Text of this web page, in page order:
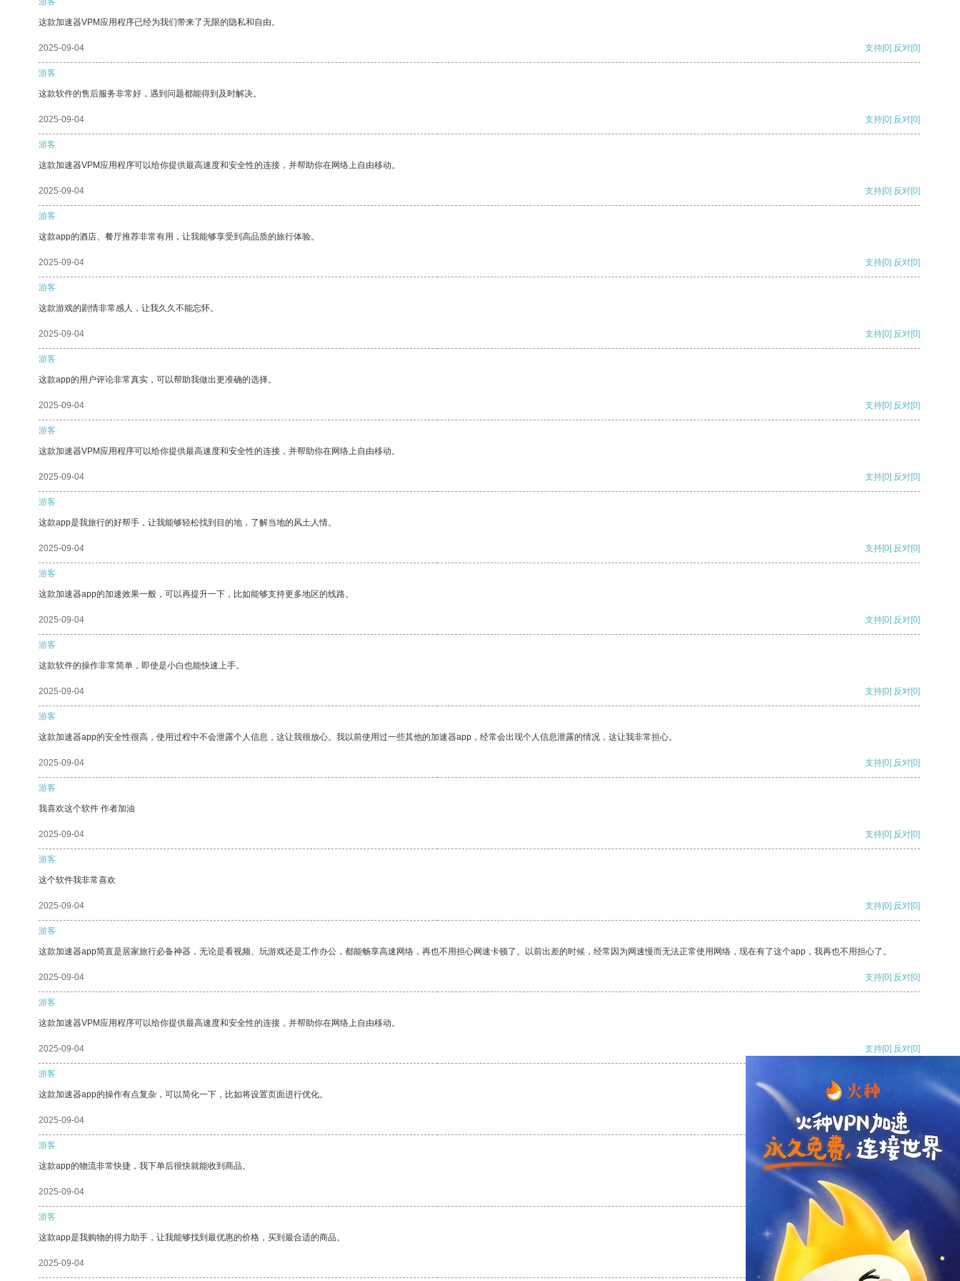
这款加速器VPM应用程序已经为我们带来了无限的隐私和自由。
2025-09-04 支持[0] 反对[0]
游客
这款软件的售后服务非常好，遇到问题都能得到及时解决。
2025-09-04 支持[0] 反对[0]
游客
这款加速器VPM应用程序可以给你提供最高速度和安全性的连接，并帮助你在网络上自由移动。
2025-09-04 支持[0] 反对[0]
游客
这款app的酒店、餐厅推荐非常有用，让我能够享受到高品质的旅行体验。
2025-09-04 支持[0] 反对[0]
游客
这款游戏的剧情非常感人，让我久久不能忘怀。
2025-09-04 支持[0] 反对[0]
游客
这款app的用户评论非常真实，可以帮助我做出更准确的选择。
2025-09-04 支持[0] 反对[0]
游客
这款加速器VPM应用程序可以给你提供最高速度和安全性的连接，并帮助你在网络上自由移动。
2025-09-04 支持[0] 反对[0]
游客
这款app是我旅行的好帮手，让我能够轻松找到目的地，了解当地的风土人情。
2025-09-04 支持[0] 反对[0]
游客
这款加速器app的加速效果一般，可以再提升一下，比如能够支持更多地区的线路。
2025-09-04 支持[0] 反对[0]
游客
这款软件的操作非常简单，即使是小白也能快速上手。
2025-09-04 支持[0] 反对[0]
游客
这款加速器app的安全性很高，使用过程中不会泄露个人信息，这让我很放心。我以前使用过一些其他的加速器app，经常会出现个人信息泄露的情况，这让我非常担心。
2025-09-04 支持[0] 反对[0]
游客
我喜欢这个软件 作者加油
2025-09-04 支持[0] 反对[0]
游客
这个软件我非常喜欢
2025-09-04 支持[0] 反对[0]
游客
这款加速器app简直是居家旅行必备神器，无论是看视频、玩游戏还是工作办公，都能畅享高速网络，再也不用担心网速卡顿了。以前出差的时候，经常因为网速慢而无法正常使用网络，现在有了这个app，我再也不用担心了。
2025-09-04 支持[0] 反对[0]
游客
这款加速器VPM应用程序可以给你提供最高速度和安全性的连接，并帮助你在网络上自由移动。
2025-09-04 支持[0] 反对[0]
游客
这款加速器app的操作有点复杂，可以简化一下，比如将设置页面进行优化。
2025-09-04 支持[0] 反对
游客
这款app的物流非常快捷，我下单后很快就能收到商品。
2025-09-04 支持
游客
这款app是我购物的得力助手，让我能够找到最优惠的价格，买到最合适的商品。
2025-09-04 反对 [0]